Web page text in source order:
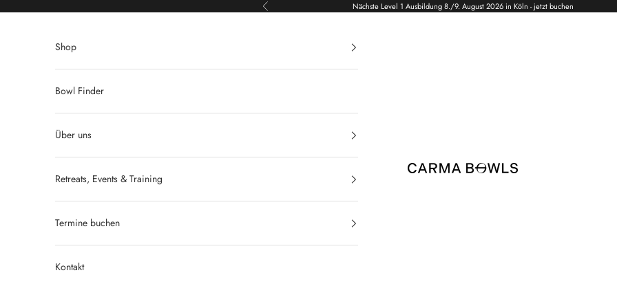
Zurück Nächste Level 1 Ausbildung 8./9. August 2026 in Köln - jetzt buchen
Carma Bowls
Shop
Bowl Finder
Über uns
Retreats, Events & Training
Termine buchen
Kontakt